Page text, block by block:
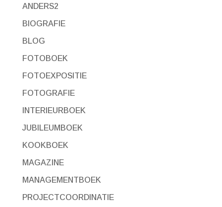
ANDERS2
BIOGRAFIE
BLOG
FOTOBOEK
FOTOEXPOSITIE
FOTOGRAFIE
INTERIEURBOEK
JUBILEUMBOEK
KOOKBOEK
MAGAZINE
MANAGEMENTBOEK
PROJECTCOORDINATIE